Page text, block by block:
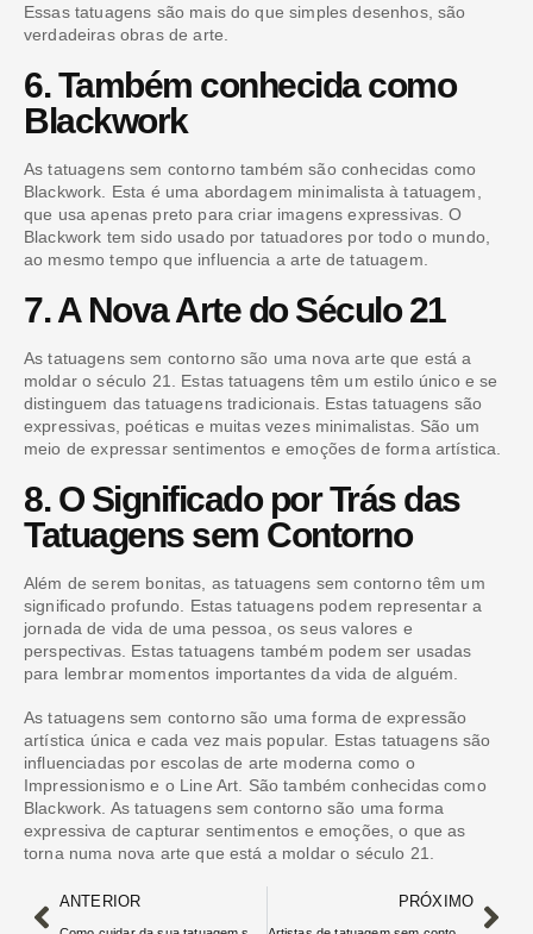
Essas tatuagens são mais do que simples desenhos, são
verdadeiras obras de arte.
6. Também conhecida como
Blackwork
As tatuagens sem contorno também são conhecidas como
Blackwork. Esta é uma abordagem minimalista à tatuagem,
que usa apenas preto para criar imagens expressivas. O
Blackwork tem sido usado por tatuadores por todo o mundo,
ao mesmo tempo que influencia a arte de tatuagem.
7. A Nova Arte do Século 21
As tatuagens sem contorno são uma nova arte que está a
moldar o século 21. Estas tatuagens têm um estilo único e se
distinguem das tatuagens tradicionais. Estas tatuagens são
expressivas, poéticas e muitas vezes minimalistas. São um
meio de expressar sentimentos e emoções de forma artística.
8. O Significado por Trás das
Tatuagens sem Contorno
Além de serem bonitas, as tatuagens sem contorno têm um
significado profundo. Estas tatuagens podem representar a
jornada de vida de uma pessoa, os seus valores e
perspectivas. Estas tatuagens também podem ser usadas
para lembrar momentos importantes da vida de alguém.
As tatuagens sem contorno são uma forma de expressão
artística única e cada vez mais popular. Estas tatuagens são
influenciadas por escolas de arte moderna como o
Impressionismo e o Line Art. São também conhecidas como
Blackwork. As tatuagens sem contorno são uma forma
expressiva de capturar sentimentos e emoções, o que as
torna numa nova arte que está a moldar o século 21.
ANTERIOR PRÓXIMO